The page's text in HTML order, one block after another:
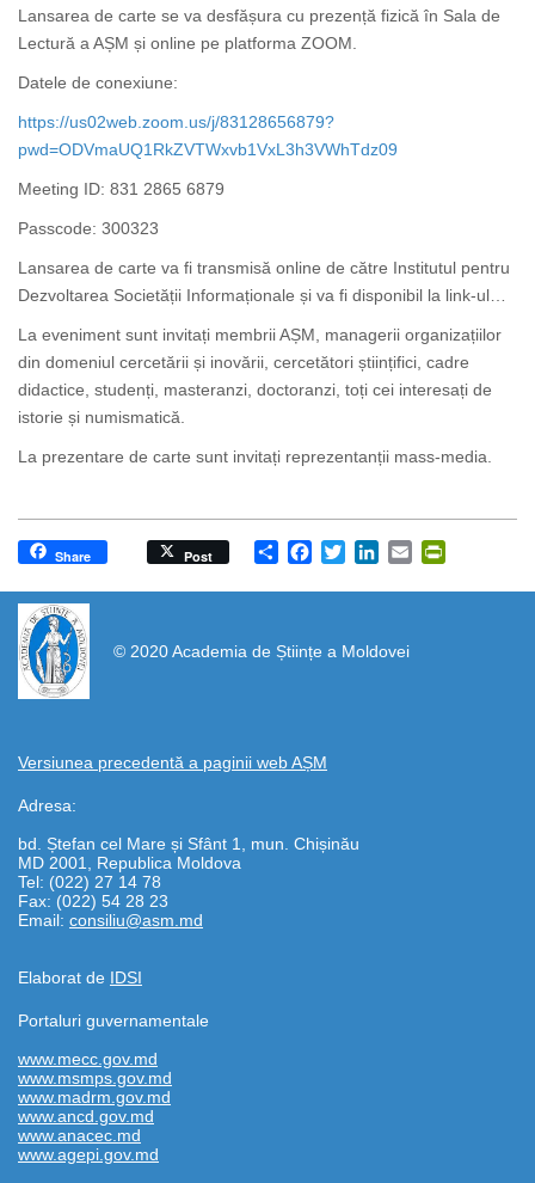
Lansarea de carte se va desfășura cu prezență fizică în Sala de
Lectură a AȘM și online pe platforma ZOOM.
Datele de conexiune:
https://us02web.zoom.us/j/83128656879?
pwd=ODVmaUQ1RkZVTWxvb1VxL3h3VWhTdz09
Meeting ID: 831 2865 6879
Passcode: 300323
Lansarea de carte va fi transmisă online de către Institutul pentru
Dezvoltarea Societății Informaționale și va fi disponibil la link-ul…
La eveniment sunt invitați membrii AȘM, managerii organizațiilor
din domeniul cercetării și inovării, cercetători științifici, cadre
didactice, studenți, masteranzi, doctoranzi, toți cei interesați de
istorie și numismatică.
La prezentare de carte sunt invitați reprezentanții mass-media.
Share
Share Post Facebook
TwitterLinkedIn
Email
© 2020 Academia de Științe a Moldovei
Versiunea precedentă a paginii web AȘM
Adresa:
bd. Ștefan cel Mare și Sfânt 1, mun. Chișinău
MD 2001, Republica Moldova
Tel: (022) 27 14 78
Fax: (022) 54 28 23
Email: consiliu@asm.md
Elaborat de IDSI
https://propletenie.ru/
Portaluri guvernamentale
www.mecc.gov.md
www.msmps.gov.md
www.madrm.gov.md
www.ancd.gov.md
www.anacec.md
www.agepi.gov.md